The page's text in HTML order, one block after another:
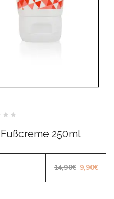
250ml
14,90€ 9,90€